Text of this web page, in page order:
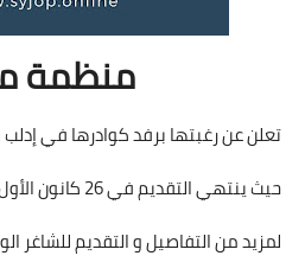
منظمة
تعلن عن رغبتها برفد كوادرها في
حيث ينتهي التقديم في 26 كانون الأول 2021
لمزيد من التفاصيل و التقديم للشاغر